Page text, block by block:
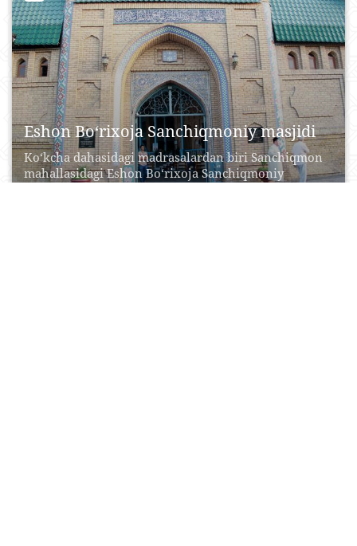
Eshon Bo‘rixoja Sanchiqmoniy masjidi
Ko‘kcha dahasidagi madrasalardan biri Sanchiqmon
mahallasidagi Eshon Bo‘rixoja Sanchiqmoniy